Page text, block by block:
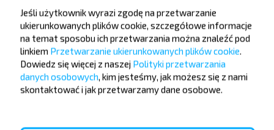
podróżowania?
Kiedy najlepiej szukać biletów
Jeśli użytkownik wyrazi zgodę na przetwarzanie
ukierunkowanych plików cookie, szczegółowe informacje
na temat sposobu ich przetwarzania można znaleźć pod
linkiem Przetwarzanie ukierunkowanych plików cookie.
Dowiedz się więcej z naszej Polityki przetwarzania
danych osobowych, kim jesteśmy, jak możesz się z nami
skontaktować i jak przetwarzamy dane osobowe.